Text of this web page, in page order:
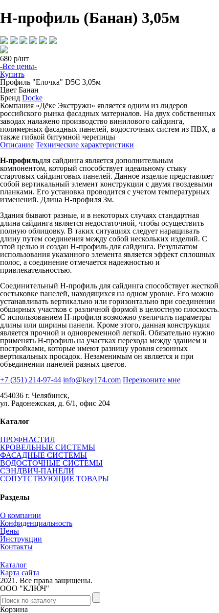
Н-профиль (Банан) 3,05м
680 р/шт
-Все цены-
Купить
Профиль "Елочка" D5С 3,05м
Цвет Банан
Бренд Docke
Компания «Дёке Экстружн» является одним из лидеров
российского рынка фасадных материалов. На двух собственных
заводах налажено производство винилового сайдинга,
полимерных фасадных панелей, водосточных систем из ПВХ, а
также гибкой битумной черепицы
Описание Технические характеристики
H-профильдля сайдинга является дополнительным
компонентом, который способствует идеальному стыку
стартовых сайдинговых панелей. Данное изделие представляет
собой вертикальный элемент конструкции с двумя гвоздевыми
планками. Его установка проводится с учетом температурных
изменений. Длина Н-профиля 3м.
Здания бывают разные, и в некоторых случаях стандартная
длина сайдинга является недостаточной, чтобы осуществить
полную облицовку. В таких ситуациях следует наращивать
длину путем соединения между собой нескольких изделий. С
этой целью и создан H-профиль для сайдинга. Результатом
использования указанного элемента является эффект сплошных
полос, а соединение отмечается надежностью и
привлекательностью.
Соединительный H-профиль для сайдинга способствует жесткой
состыковке панелей, находящихся на одном уровне. Его можно
устанавливать вертикально или горизонтально при соединении
обширных участков с различной формой в целостную плоскость.
С использованием H-профиля возможно увеличить параметры
длины или ширины панели. Кроме этого, данная конструкция
является прочной и одновременной легкой. Обязательно нужно
применять H-профиль на участках перехода между зданием и
постройками, которые имеют разницу уровня сезонных
вертикальных просадок. Незаменимым он является и при
объединении панелей разных цветов.
+7 (351) 214-97-44 info@key174.com Перезвоните мне
454036 г. Челябинск,
ул. Радонежская, д. 6/1, офис 204
Каталог
ПРОФНАСТИЛ
КРОВЕЛЬНЫЕ СИСТЕМЫ
ФАСАДНЫЕ СИСТЕМЫ
ВОДОСТОЧНЫЕ СИСТЕМЫ
СЭНДВИЧ-ПАНЕЛИ
СОПУТСТВУЮЩИЕ ТОВАРЫ
Разделы
О компании
Конфиденциальность
Цены
Инструкции
Контакты
Каталог
Карта сайта
2021. Все права защищены.
ООО "КЛЮЧ"
Корзина